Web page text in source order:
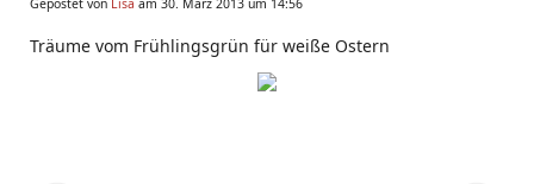
Träume vom Frühlingsgrün für weiße Ostern